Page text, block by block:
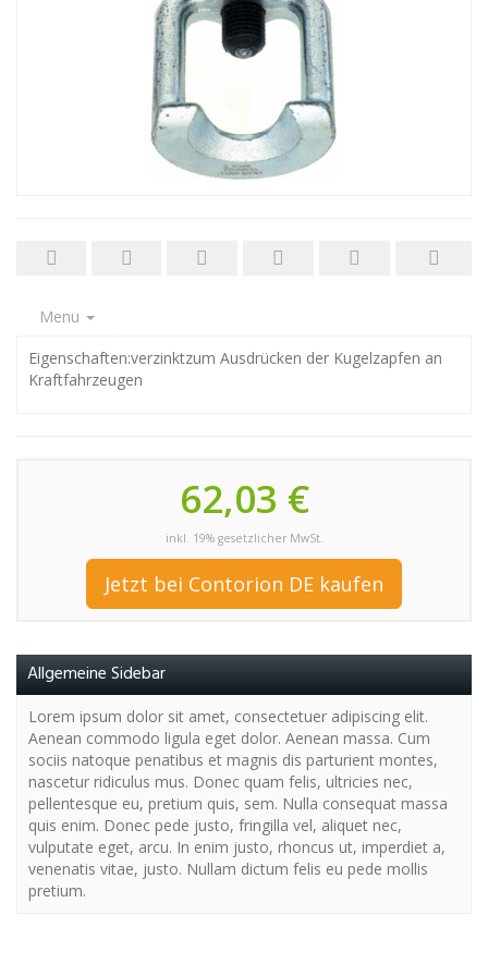
Menu
Eigenschaften:verzinktzum Ausdrücken der Kugelzapfen an
Kraftfahrzeugen
62,03 €
inkl. 19% gesetzlicher MwSt.
Jetzt bei Contorion DE kaufen
Allgemeine Sidebar
Lorem ipsum dolor sit amet, consectetuer adipiscing elit.
Aenean commodo ligula eget dolor. Aenean massa. Cum
sociis natoque penatibus et magnis dis parturient montes,
nascetur ridiculus mus. Donec quam felis, ultricies nec,
pellentesque eu, pretium quis, sem. Nulla consequat massa
quis enim. Donec pede justo, fringilla vel, aliquet nec,
vulputate eget, arcu. In enim justo, rhoncus ut, imperdiet a,
venenatis vitae, justo. Nullam dictum felis eu pede mollis
pretium.